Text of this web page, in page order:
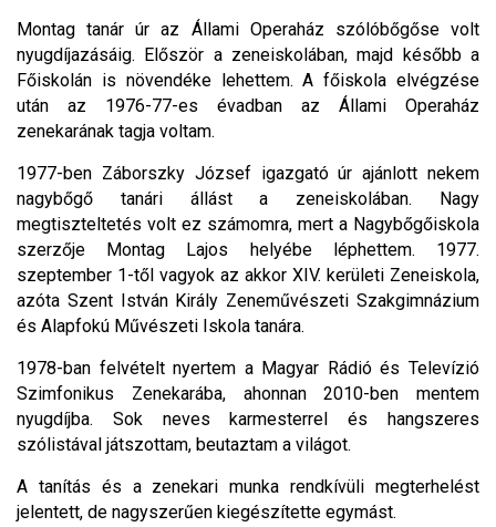
Montag tanár úr az Állami Operaház szólóbőgőse volt
nyugdíjazásáig. Először a zeneiskolában, majd később a
Főiskolán is növendéke lehettem. A főiskola elvégzése
után az 1976-77-es évadban az Állami Operaház
zenekarának tagja voltam.
1977-ben Záborszky József igazgató úr ajánlott nekem
nagybőgő tanári állást a zeneiskolában. Nagy
megtiszteltetés volt ez számomra, mert a Nagybőgőiskola
szerzője Montag Lajos helyébe léphettem. 1977.
szeptember 1-től vagyok az akkor XIV. kerületi Zeneiskola,
azóta Szent István Király Zeneművészeti Szakgimnázium
és Alapfokú Művészeti Iskola tanára.
1978-ban felvételt nyertem a Magyar Rádió és Televízió
Szimfonikus Zenekarába, ahonnan 2010-ben mentem
nyugdíjba. Sok neves karmesterrel és hangszeres
szólistával játszottam, beutaztam a világot.
A tanítás és a zenekari munka rendkívüli megterhelést
jelentett, de nagyszerűen kiegészítette egymást.